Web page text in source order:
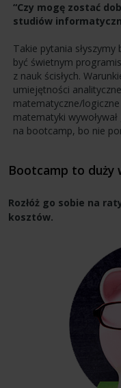
“Czy mogę zostać
studiów
Takie pytania
być świetnym
z nauk ścisłych.
umiejętności
matematyczne/logiczne
matematyki
na bootcamp, bo nie
Bootcamp to duży
Rozłóż go sobie na
kosztów.